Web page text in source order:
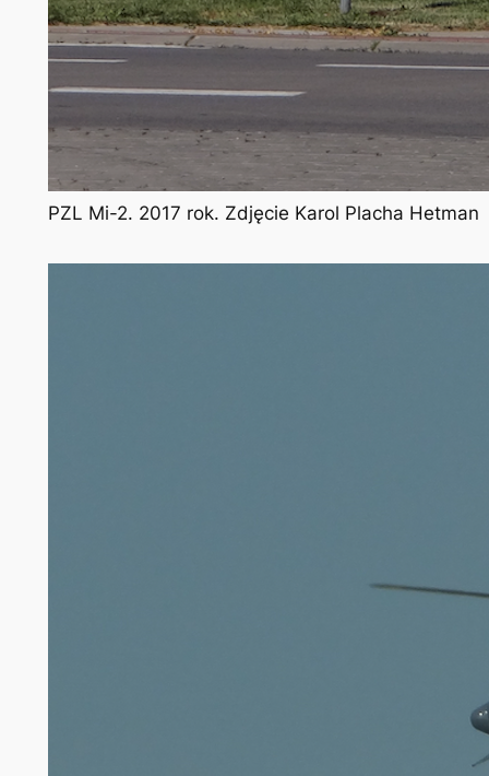
PZL Mi-2. 2017 rok. Zdjęcie Karol Placha Hetman